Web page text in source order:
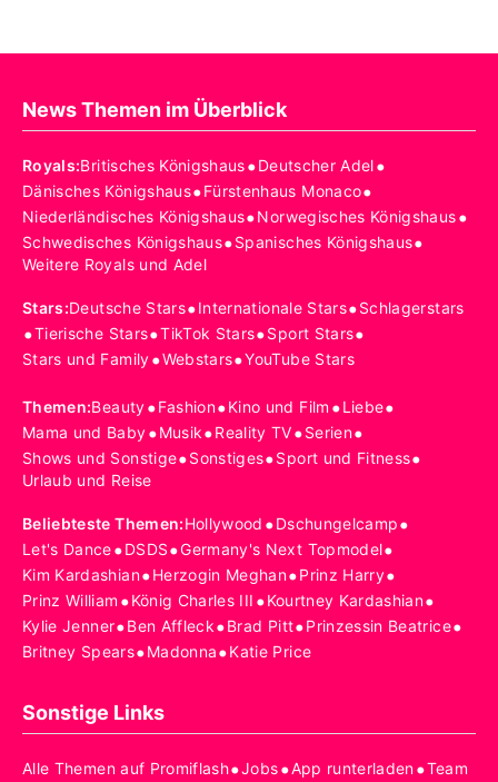
News Themen im Überblick
Royals:Britisches Königshaus•Deutscher Adel•
Dänisches Königshaus•Fürstenhaus Monaco•
Niederländisches Königshaus•Norwegisches Königshaus•
Schwedisches Königshaus•Spanisches Königshaus•
Weitere Royals und Adel
Stars:Deutsche Stars•Internationale Stars•Schlagerstars
•Tierische Stars•TikTok Stars•Sport Stars•
Stars und Family•Webstars•YouTube Stars
Themen:Beauty•Fashion•Kino und Film •Liebe•
Mama und Baby•Musik•Reality TV•Serien•
Shows und Sonstige•Sonstiges•Sport und Fitness•
Urlaub und Reise
Beliebteste Themen:Hollywood •Dschungelcamp•
Let's Dance•DSDS•Germany's Next Topmodel•
Kim Kardashian•Herzogin Meghan•Prinz Harry•
Prinz William •König Charles III •Kourtney Kardashian•
Kylie Jenner•Ben Affleck•Brad Pitt•Prinzessin Beatrice•
Britney Spears•Madonna•Katie Price
Sonstige Links
Alle Themen auf Promiflash•Jobs•App runterladen•Team